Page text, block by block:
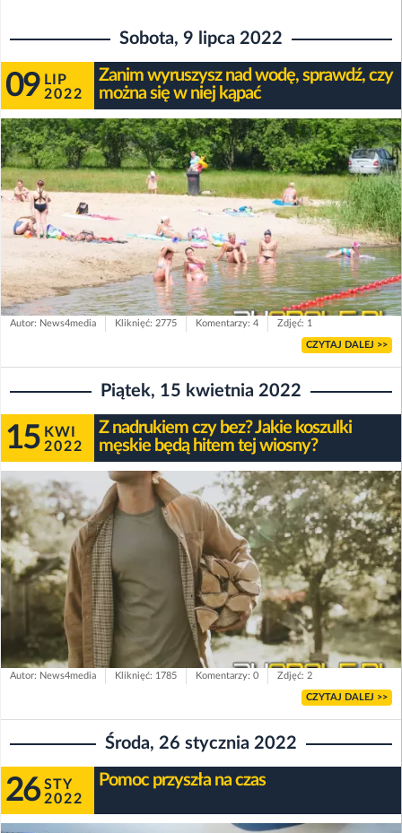
Sobota, 9 lipca 2022
09 LIP
2022
Zanim wyruszysz nad wodę, sprawdź, czy
można się w niej kąpać
Autor: News4media Kliknięć: 2775 Komentarzy: 4 Zdjęć: 1
CZYTAJ DALEJ >>
Piątek, 15 kwietnia 2022
15 KWI
2022
Z nadrukiem czy bez? Jakie koszulki
męskie będą hitem tej wiosny?
Autor: News4media Kliknięć: 1785 Komentarzy: 0 Zdjęć: 2
CZYTAJ DALEJ >>
Środa, 26 stycznia 2022
26 STY
2022
Pomoc przyszła na czas